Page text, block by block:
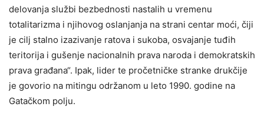
delovanja službi bezbednosti nastalih u vremenu
totalitarizma i njihovog oslanjanja na strani centar moći, čiji
je cilj stalno izazivanje ratova i sukoba, osvajanje tuđih
teritorija i gušenje nacionalnih prava naroda i demokratskih
prava građana“. Ipak, lider te pročetničke stranke drukčije
je govorio na mitingu održanom u leto 1990. godine na
Gatačkom polju.